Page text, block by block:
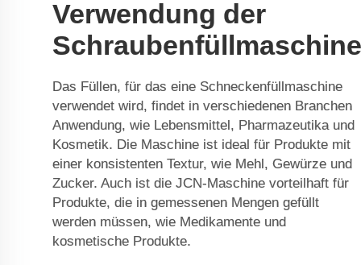
Verwendung der
Schraubenfüllmaschine
Das Füllen, für das eine Schneckenfüllmaschine
verwendet wird, findet in verschiedenen Branchen
Anwendung, wie Lebensmittel, Pharmazeutika und
Kosmetik. Die Maschine ist ideal für Produkte mit
einer konsistenten Textur, wie Mehl, Gewürze und
Zucker. Auch ist die JCN-Maschine vorteilhaft für
Produkte, die in gemessenen Mengen gefüllt
werden müssen, wie Medikamente und
kosmetische Produkte.